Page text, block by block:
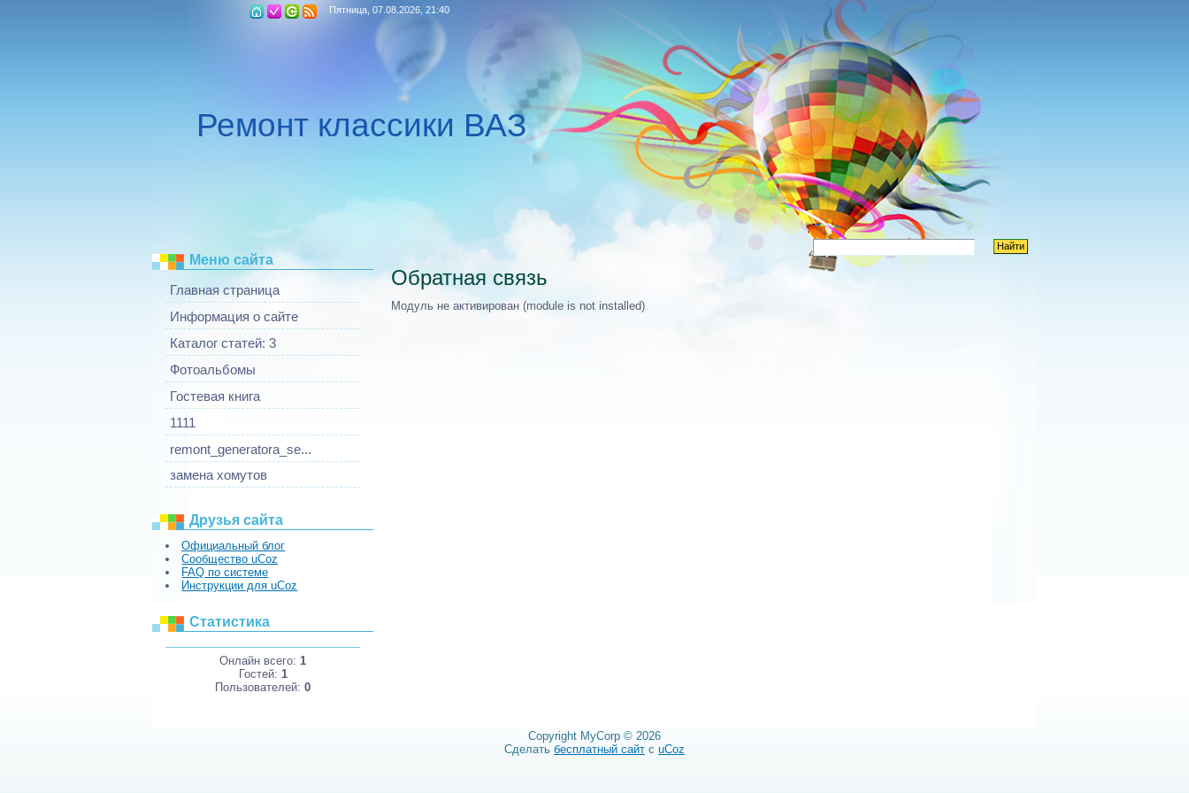
Пятница, 07.08.2026, 21:40
Ремонт классики ВАЗ
Меню сайта
Главная страница
Информация о сайте
Каталог статей: 3
Фотоальбомы
Гостевая книга
1111
remont_generatora_se...
замена хомутов
Друзья сайта
Официальный блог
Сообщество uCoz
FAQ по системе
Инструкции для uCoz
Статистика
Онлайн всего: 1
Гостей: 1
Пользователей: 0
Обратная связь
Модуль не активирован (module is not installed)
Copyright MyCorp © 2026
Сделать бесплатный сайт с uCoz